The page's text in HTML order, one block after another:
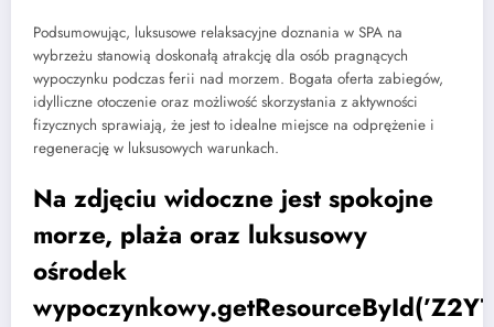
Podsumowując, luksusowe relaksacyjne doznania w SPA na
wybrzeżu stanowią doskonałą atrakcję dla osób pragnących
wypoczynku podczas ferii nad morzem. Bogata oferta zabiegów,
idylliczne otoczenie oraz możliwość skorzystania z aktywności
fizycznych sprawiają, że jest to idealne miejsce na odprężenie i
regenerację w luksusowych warunkach.
Na zdjęciu widoczne jest spokojne
morze, plaża oraz luksusowy
ośrodek